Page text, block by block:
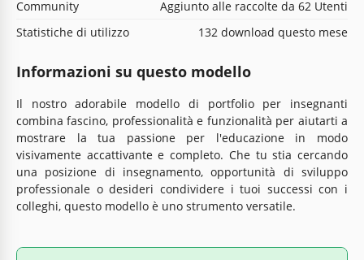
Community
Aggiunto alle raccolte da 62 Utenti
Statistiche di utilizzo
132 download questo mese
Informazioni su questo modello
Il nostro adorabile modello di portfolio per insegnanti
combina fascino, professionalità e funzionalità per aiutarti a
mostrare la tua passione per l'educazione in modo
visivamente accattivante e completo. Che tu stia cercando
una posizione di insegnamento, opportunità di sviluppo
professionale o desideri condividere i tuoi successi con i
colleghi, questo modello è uno strumento versatile.